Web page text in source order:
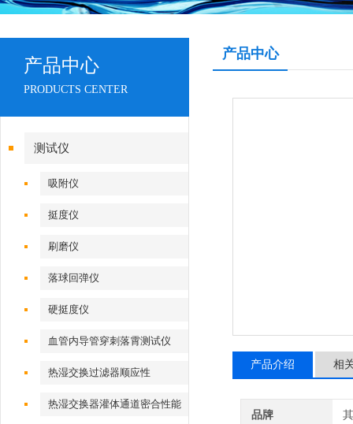
产品中心
PRODUCTS CENTER
测试仪
吸附仪
挺度仪
刷磨仪
落球回弹仪
硬挺度仪
血管内导管穿刺落霄测试仪
热湿交换过滤器顺应性
热湿交换器灌体通道密合性能
产品中心
产品介绍 相
品牌